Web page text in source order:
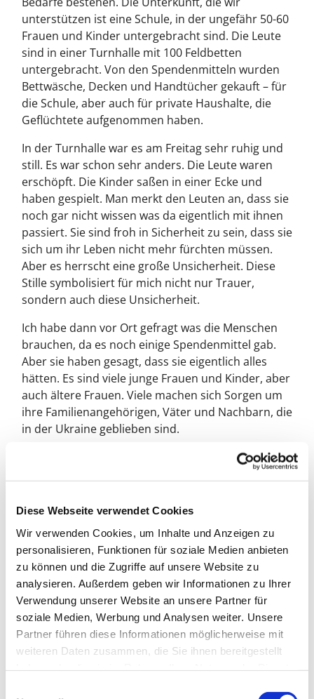
Diese Webseite verwendet Cookies
Wir verwenden Cookies, um Inhalte und Anzeigen zu
personalisieren, Funktionen für soziale Medien anbieten
zu können und die Zugriffe auf unsere Website zu
analysieren. Außerdem geben wir Informationen zu Ihrer
Verwendung unserer Website an unsere Partner für
soziale Medien, Werbung und Analysen weiter. Unsere
Partner führen diese Informationen möglicherweise mit
weiteren Daten zusammen, die Sie ihnen bereitgestellt
unterstützen ist eine Schule, in der ungefähr 50-60
Frauen und Kinder untergebracht sind. Die Leute
sind in einer Turnhalle mit 100 Feldbetten
untergebracht. Von den Spendenmitteln wurden
Bettwäsche, Decken und Handtücher gekauft – für
die Schule, aber auch für private Haushalte, die
Geflüchtete aufgenommen haben.
In der Turnhalle war es am Freitag sehr ruhig und
still. Es war schon sehr anders. Die Leute waren
erschöpft. Die Kinder saßen in einer Ecke und
haben gespielt. Man merkt den Leuten an, dass sie
noch gar nicht wissen was da eigentlich mit ihnen
passiert. Sie sind froh in Sicherheit zu sein, dass sie
sich um ihr Leben nicht mehr fürchten müssen.
Aber es herrscht eine große Unsicherheit. Diese
Stille symbolisiert für mich nicht nur Trauer,
sondern auch diese Unsicherheit.
Ich habe dann vor Ort gefragt was die Menschen
brauchen, da es noch einige Spendenmittel gab.
Aber sie haben gesagt, dass sie eigentlich alles
hätten. Es sind viele junge Frauen und Kinder, aber
auch ältere Frauen. Viele machen sich Sorgen um
ihre Familienangehörigen, Väter und Nachbarn, die
in der Ukraine geblieben sind.
Trotz dieser Situation fühlten sie sich dort wohl.
Wie viele Geflüchtete sind aktuell vor Ort
untergebracht?
In dieser Kleinstadt mit 15.000 EinwohnerInnen
sind Geflüchtete in zwei Schulen, in einer
Jugendherberge, viele aber auch bei
Privatpersonen untergebracht. Es kommen immer
wieder neue Menschen dazu. Sie werden per Bus